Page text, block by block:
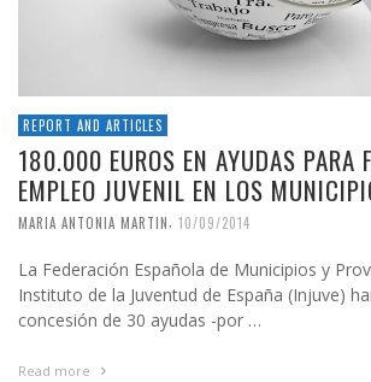
REPORT AND ARTICLES
180.000 EUROS EN AYUDAS PARA
EMPLEO JUVENIL EN LOS
MARIA ANTONIA MARTIN, 10/09/2014
La Federación Española de Municipios y
Instituto de la Juventud de España (Injuve)
concesión de 30 ayudas -por …
Read more